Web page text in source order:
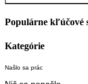
Populárne kľúčové
Kategórie
Našlo sa prác